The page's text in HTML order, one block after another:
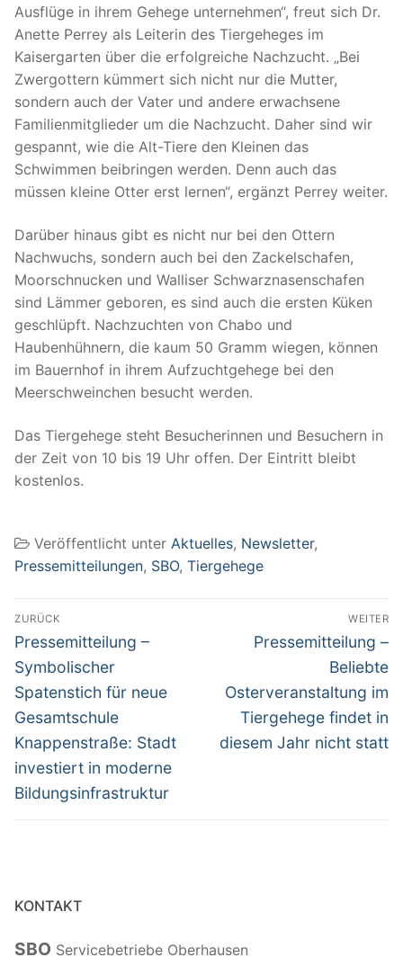
Ausflüge in ihrem Gehege unternehmen“, freut sich Dr.
Anette Perrey als Leiterin des Tiergeheges im
Kaisergarten über die erfolgreiche Nachzucht. „Bei
Zwergottern kümmert sich nicht nur die Mutter,
sondern auch der Vater und andere erwachsene
Familienmitglieder um die Nachzucht. Daher sind wir
gespannt, wie die Alt-Tiere den Kleinen das
Schwimmen beibringen werden. Denn auch das
müssen kleine Otter erst lernen“, ergänzt Perrey weiter.
Darüber hinaus gibt es nicht nur bei den Ottern
Nachwuchs, sondern auch bei den Zackelschafen,
Moorschnucken und Walliser Schwarznasenschafen
sind Lämmer geboren, es sind auch die ersten Küken
geschlüpft. Nachzuchten von Chabo und
Haubenhühnern, die kaum 50 Gramm wiegen, können
im Bauernhof in ihrem Aufzuchtgehege bei den
Meerschweinchen besucht werden.
Das Tiergehege steht Besucherinnen und Besuchern in
der Zeit von 10 bis 19 Uhr offen. Der Eintritt bleibt
kostenlos.
Veröffentlicht unter Aktuelles, Newsletter,
Pressemitteilungen, SBO, Tiergehege
Beitragsnavigation
ZURÜCK
Vorheriger
Beitrag:
Pressemitteilung –
Symbolischer
Spatenstich für neue
Gesamtschule
Knappenstraße: Stadt
investiert in moderne
Bildungsinfrastruktur
WEITER
Nächster
Pressemitteilung –
Beliebte
Osterveranstaltung im
Tiergehege findet in
diesem Jahr nicht statt
KONTAKT
SBO Servicebetriebe Oberhausen